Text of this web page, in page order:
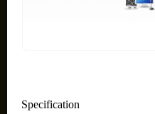
Specification